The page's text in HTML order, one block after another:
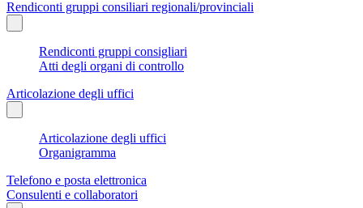
Rendiconti gruppi consiliari regionali/provinciali
Rendiconti gruppi consigliari
Atti degli organi di controllo
Articolazione degli uffici
Articolazione degli uffici
Organigramma
Telefono e posta elettronica
Consulenti e collaboratori